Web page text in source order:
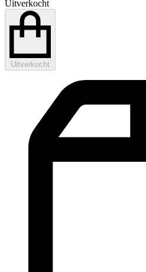
Uitverkocht
Uitverkocht